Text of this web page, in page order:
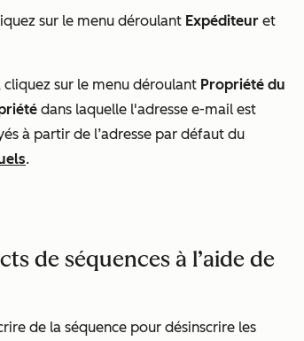
sur le menu déroulant Expéditeur et
cliquez sur le menu déroulant Propriété du
dans laquelle l'adresse e-mail est
à partir de l’adresse par défaut du
.
de séquences à l’aide de
de la séquence pour désinscrire les